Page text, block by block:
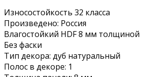
Износостойкость 32 класса
Произведено: Россия
Влагостойкий HDF 8 мм толщиной
Без фаски
Тип декора: дуб натуральный
Полос в декоре: 1